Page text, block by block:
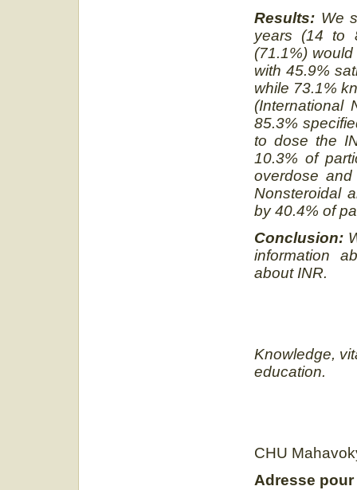
Results: We
years (14 to
(71.1%)
with 45.9%
while 73.1%
(International
85.3%
to dose the
10.3% of
overdose
Nonsteroidal
by 40.4% of
Conclusion:
information
about INR.
Knowledge,
education.
CHU
Adresse